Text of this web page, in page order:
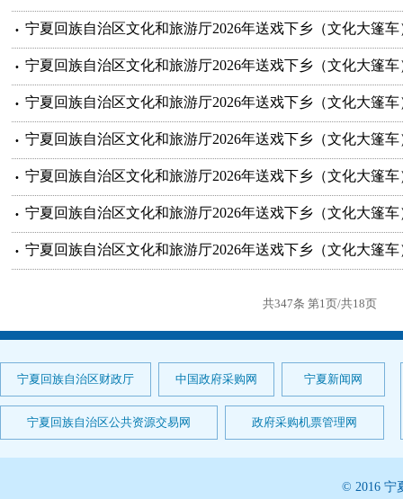
宁夏回族自治区文化和旅游厅2026年送戏下乡（文化大篷
宁夏回族自治区文化和旅游厅2026年送戏下乡（文化大篷
宁夏回族自治区文化和旅游厅2026年送戏下乡（文化大篷
宁夏回族自治区文化和旅游厅2026年送戏下乡（文化大篷
宁夏回族自治区文化和旅游厅2026年送戏下乡（文化大篷
宁夏回族自治区文化和旅游厅2026年送戏下乡（文化大篷
宁夏回族自治区文化和旅游厅2026年送戏下乡（文化大篷
共347条 第1页/共18页
宁夏回族自治区财政厅 中国政府采购网 宁夏新闻网
宁夏回族自治区公共资源交易网 政府采购机票管理网
© 2016 宁